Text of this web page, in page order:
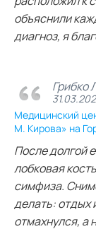
объяснили
диагноз, я
Грибко
Медицинский
М. Кирова» на
После долгой
лобковая
симфиза.
делать: отдых
отмахнулся, а